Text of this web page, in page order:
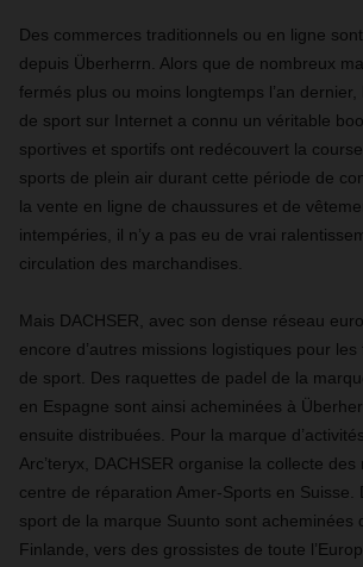
Des commerces traditionnels ou en ligne
depuis Überherrn. Alors que de nombreux
fermés plus ou moins longtemps l’an dernier,
de sport sur Internet a connu un véritable
sportives et sportifs ont redécouvert la
sports de plein air durant cette période de
la vente en ligne de chaussures et de
intempéries, il n’y a pas eu de vrai
circulation des marchandises.
Mais DACHSER, avec son dense réseau
encore d’autres missions logistiques pour les
de sport. Des raquettes de padel de la
en Espagne sont ainsi acheminées à
ensuite distribuées. Pour la marque
Arc’teryx, DACHSER organise la collecte
centre de réparation Amer-Sports en Suisse.
sport de la marque Suunto sont acheminées
Finlande, vers des grossistes de toute